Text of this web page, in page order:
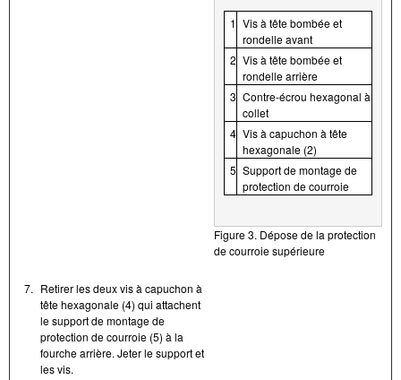
1 Vis à tête bombée et
rondelle avant
2 Vis à tête bombée et
rondelle arrière
3 Contre-écrou hexagonal à
collet
4 Vis à capuchon à tête
hexagonale (2)
5 Support de montage de
protection de courroie
Figure 3. Dépose de la protection
de courroie supérieure
7. Retirer les deux vis à capuchon à
tête hexagonale (4) qui attachent
le support de montage de
protection de courroie (5) à la
fourche arrière. Jeter le support et
les vis.